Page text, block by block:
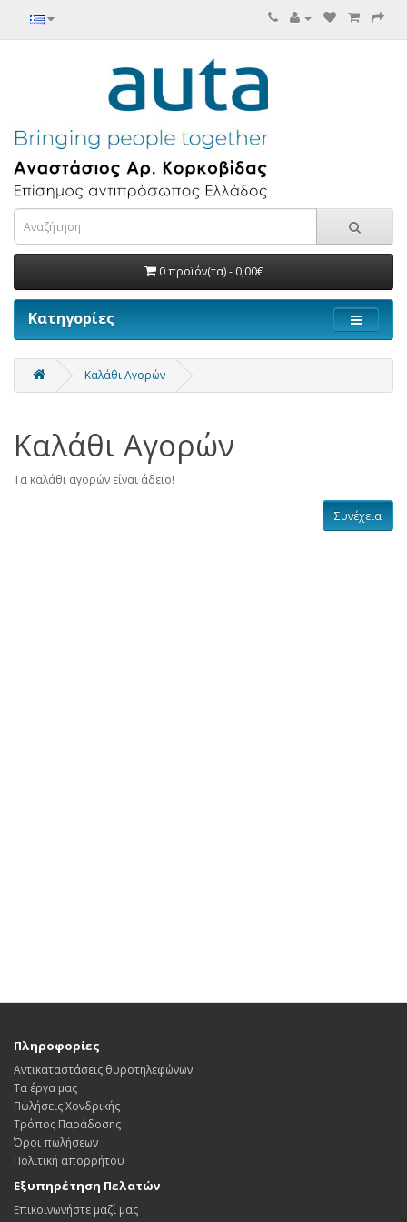
0 προϊόν(τα) - 0,00€
Κατηγορίες
Καλάθι Αγορών
Καλάθι Αγορών
Τα καλάθι αγορών είναι άδειο!
Συνέχεια
Πληροφορίες
Αντικαταστάσεις θυροτηλεφώνων
Τα έργα μας
Πωλήσεις Χονδρικής
Τρόπος Παράδοσης
Όροι πωλήσεων
Πολιτική απορρήτου
Εξυπηρέτηση Πελατών
Επικοινωνήστε μαζί μας